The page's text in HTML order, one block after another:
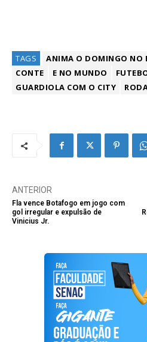
TAGS ANIMA O DOMINGO NO
CONTE
E NO MUNDO
GUARDIOLA COM O CITY
ANTERIOR
Fla vence Botafogo em jogo com
gol irregular e expulsão de
Vinicius Jr.